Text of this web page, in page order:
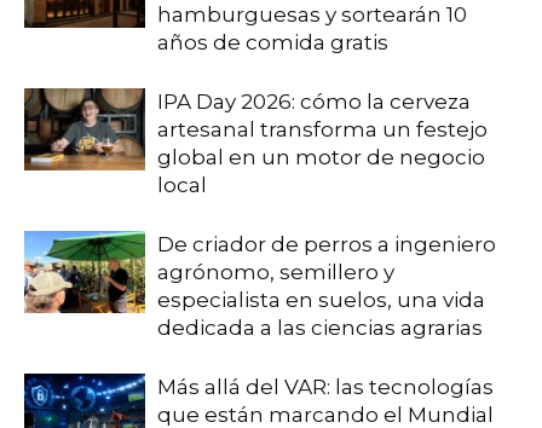
hamburguesas y sortearán 10
años de comida gratis
IPA Day 2026: cómo la cerveza
artesanal transforma un festejo
global en un motor de negocio
local
De criador de perros a ingeniero
agrónomo, semillero y
especialista en suelos, una vida
dedicada a las ciencias agrarias
Más allá del VAR: las tecnologías
que están marcando el Mundial